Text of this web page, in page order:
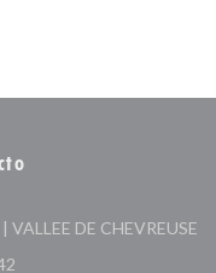
DE CHEVREUSE